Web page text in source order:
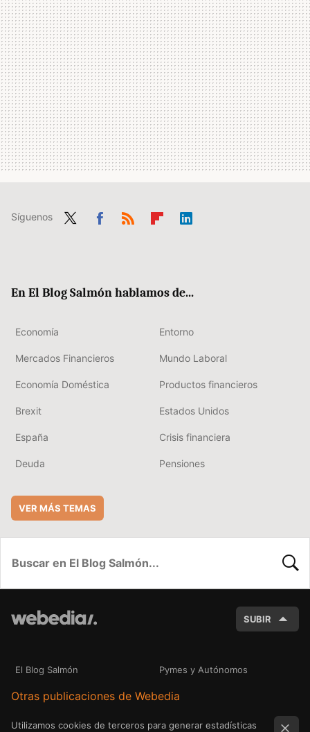
Síguenos
En El Blog Salmón hablamos de...
Economía Entorno
Mercados Financieros Mundo Laboral
Economía Doméstica Productos financieros
Brexit Estados Unidos
España Crisis financiera
Deuda Pensiones
VER MÁS TEMAS
SUBIR
El Blog Salmón Pymes y Autónomos
Otras publicaciones de Webedia
Utilizamos cookies de terceros para generar estadísticas